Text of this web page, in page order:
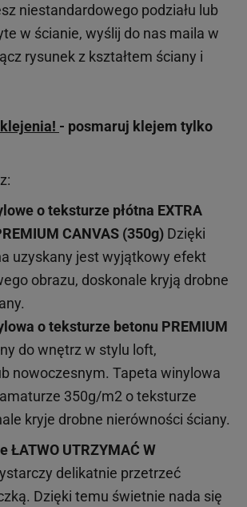
niestandardowego podziału lub
w ścianie, wyślij do nas maila w
rysunek z kształtem ściany i
- posmaruj klejem tylko
oteksturze płótna EXTRA
CANVAS (350g) Dzięki
uzyskany jest wyjątkowy efekt
obrazu, doskonale kryją drobne
oteksturze betonu PREMIUM
do wnętrz w stylu loft,
nowoczesnym. Tapeta winylowa
350g/m2 o teksturze
kryje drobne nierówności ściany.
ŁATWO UTRZYMAĆ W
delikatnie przetrzeć
Dzięki temu świetnie nada się